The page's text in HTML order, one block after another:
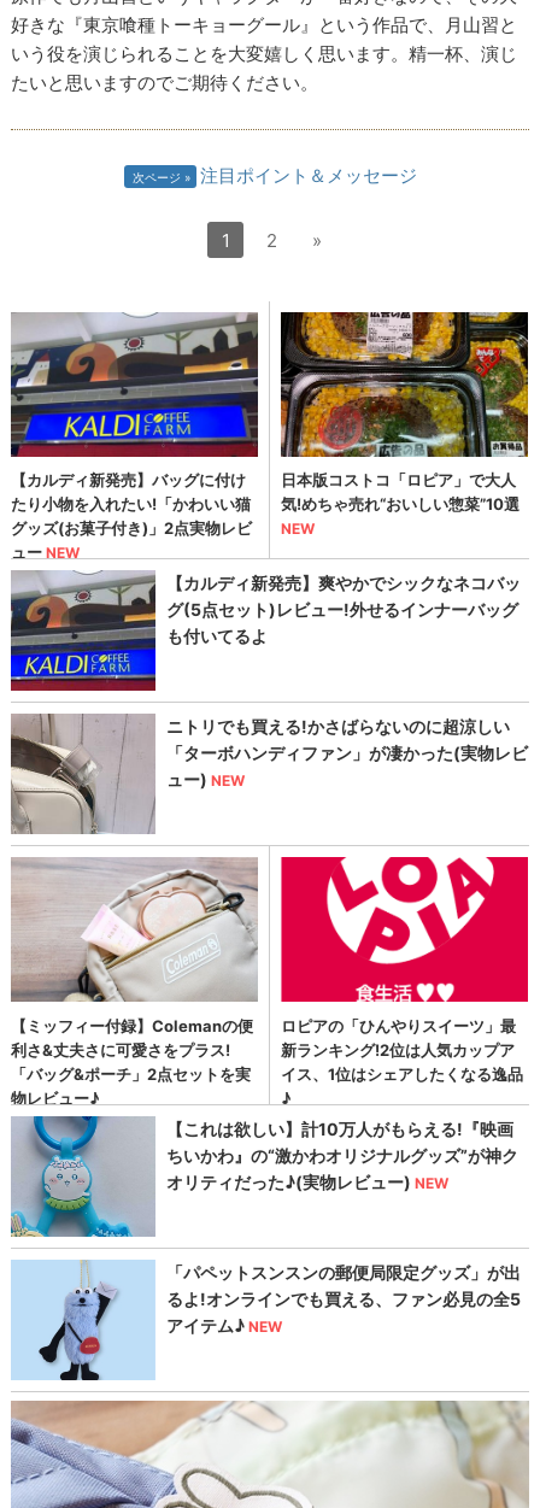
好きな『東京喰種トーキョーグール』という作品で、月山習と
いう役を演じられることを大変嬉しく思います。精一杯、演じ
たいと思いますのでご期待ください。
次ページ 注目ポイント＆メッセージ
1 2 »